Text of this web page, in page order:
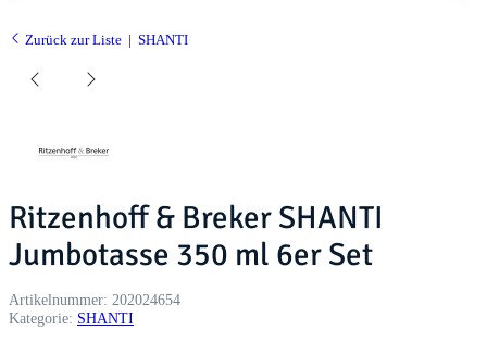
Zurück zur Liste SHANTI
Ritzenhoff & Breker SHANTI
Jumbotasse 350 ml 6er Set
Artikelnummer: 202024654
Kategorie: SHANTI